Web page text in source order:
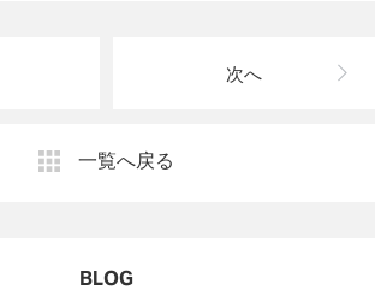
次へ
一覧へ戻る
BLOG